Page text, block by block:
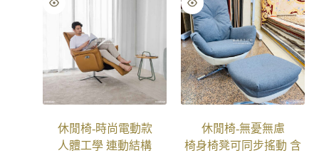
休閒椅-時尚電動款
人體工學 連動結構
休閒椅-無憂無慮
椅身椅凳可同步搖動 含